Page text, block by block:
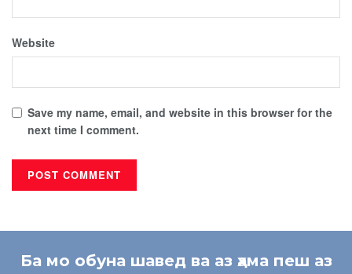
Website
Save my name, email, and website in this browser for the
next time I comment.
Ба мо обуна шавед ва аз ҳама пеш аз